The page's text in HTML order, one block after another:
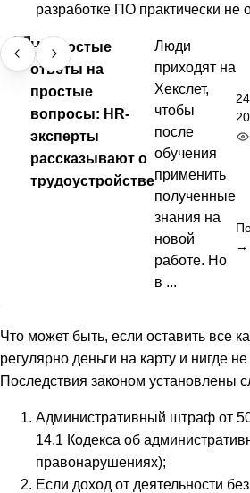
разработке ПО практически не
Непростые
ответы на
простые
вопросы: HR-
эксперты
рассказывают о
трудоустройстве
Люди
приходят на
Хекслет,
чтобы
после
обучения
применить
полученные
знания на
новой
работе. Но
в ...
→
Что может быть, если оставить все
регулярно деньги на карту и нигде
Последствия законом установлены
Административный штраф от
14.1 Кодекса об
правонарушениях);
Если доход от деятельности